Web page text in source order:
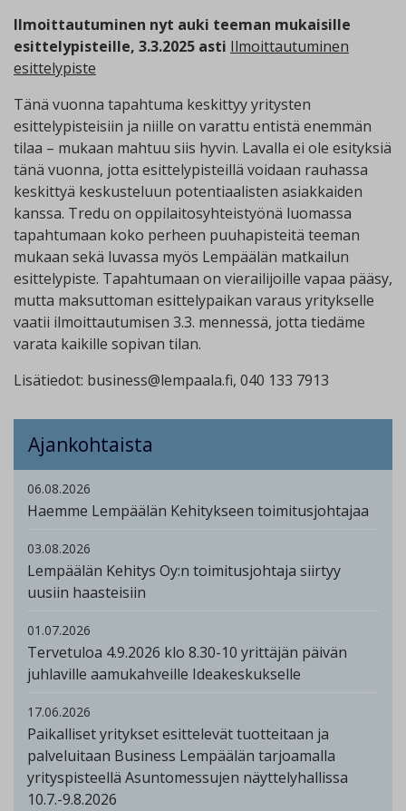
Ilmoittautuminen nyt auki teeman mukaisille
esittelypisteille, 3.3.2025 asti Ilmoittautuminen
esittelypiste
Tänä vuonna tapahtuma keskittyy yritysten
esittelypisteisiin ja niille on varattu entistä enemmän
tilaa – mukaan mahtuu siis hyvin. Lavalla ei ole esityksiä
tänä vuonna, jotta esittelypisteillä voidaan rauhassa
keskittyä keskusteluun potentiaalisten asiakkaiden
kanssa. Tredu on oppilaitosyhteistyönä luomassa
tapahtumaan koko perheen puuhapisteitä teeman
mukaan sekä luvassa myös Lempäälän matkailun
esittelypiste. Tapahtumaan on vierailijoille vapaa pääsy,
mutta maksuttoman esittelypaikan varaus yritykselle
vaatii ilmoittautumisen 3.3. mennessä, jotta tiedäme
varata kaikille sopivan tilan.
Lisätiedot: business@lempaala.fi, 040 133 7913
Ajankohtaista
06.08.2026
Haemme Lempäälän Kehitykseen toimitusjohtajaa
03.08.2026
Lempäälän Kehitys Oy:n toimitusjohtaja siirtyy
uusiin haasteisiin
01.07.2026
Tervetuloa 4.9.2026 klo 8.30-10 yrittäjän päivän
juhlaville aamukahveille Ideakeskukselle
17.06.2026
Paikalliset yritykset esittelevät tuotteitaan ja
palveluitaan Business Lempäälän tarjoamalla
yrityspisteellä Asuntomessujen näyttelyhallissa
10.7.-9.8.2026